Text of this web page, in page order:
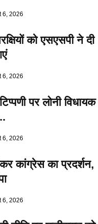
6, 2026
को एसएसपी ने दी
6, 2026
पर लोनी विधायक
6, 2026
कांग्रेस का प्रदर्शन,
6, 2026